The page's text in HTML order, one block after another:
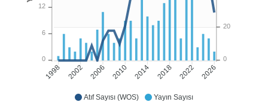
Atıf Sayısı (WOS) Yayın Sayısı
1998 2002 2006 2010 2014 2018 2022 2026
20
0
12
6
0